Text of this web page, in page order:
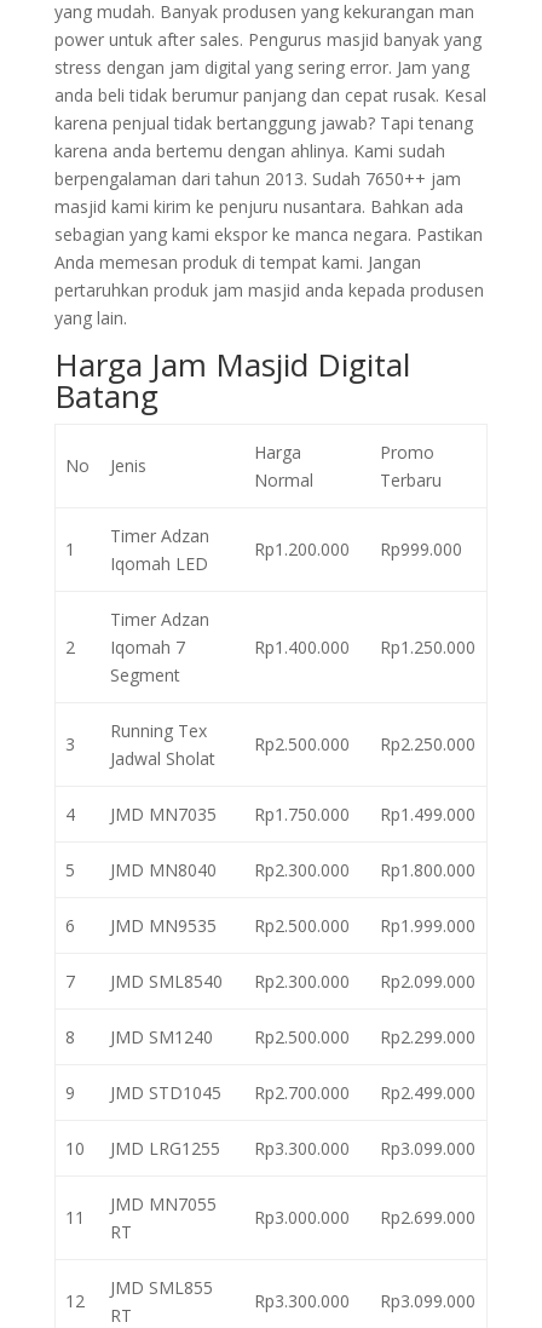
yang mudah. Banyak produsen yang kekurangan man
power untuk after sales. Pengurus masjid banyak yang
stress dengan jam digital yang sering error. Jam yang
anda beli tidak berumur panjang dan cepat rusak. Kesal
karena penjual tidak bertanggung jawab? Tapi tenang
karena anda bertemu dengan ahlinya. Kami sudah
berpengalaman dari tahun 2013. Sudah 7650++ jam
masjid kami kirim ke penjuru nusantara. Bahkan ada
sebagian yang kami ekspor ke manca negara. Pastikan
Anda memesan produk di tempat kami. Jangan
pertaruhkan produk jam masjid anda kepada produsen
yang lain.
Harga Jam Masjid Digital
Batang
No Jenis
Harga
Normal
Promo
Terbaru
1
Timer Adzan
Iqomah LED
Rp1.200.000 Rp999.000
2
Timer Adzan
Iqomah 7
Segment
Rp1.400.000 Rp1.250.000
3
Running Tex
Jadwal Sholat
Rp2.500.000 Rp2.250.000
4 JMD MN7035 Rp1.750.000 Rp1.499.000
5 JMD MN8040 Rp2.300.000 Rp1.800.000
6 JMD MN9535 Rp2.500.000 Rp1.999.000
7 JMD SML8540 Rp2.300.000 Rp2.099.000
8 JMD SM1240 Rp2.500.000 Rp2.299.000
9 JMD STD1045 Rp2.700.000 Rp2.499.000
10 JMD LRG1255 Rp3.300.000 Rp3.099.000
11
JMD MN7055
RT
Rp3.000.000 Rp2.699.000
12
JMD SML855
RT
Rp3.300.000 Rp3.099.000